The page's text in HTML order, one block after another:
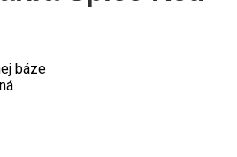
báze